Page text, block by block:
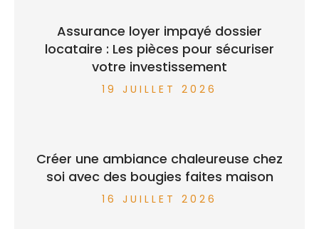
Assurance loyer impayé dossier
locataire : Les pièces pour sécuriser
votre investissement
19 JUILLET 2026
Créer une ambiance chaleureuse chez
soi avec des bougies faites maison
16 JUILLET 2026